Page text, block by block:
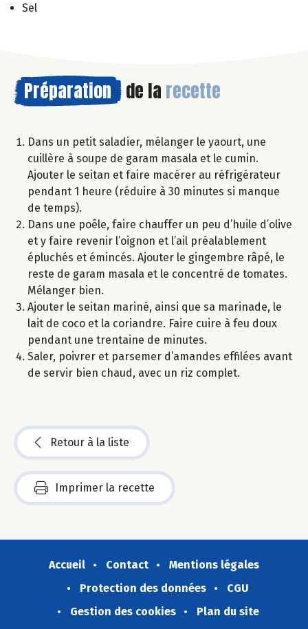
Sel
Préparation de la recette
Dans un petit saladier, mélanger le yaourt, une
cuillère à soupe de garam masala et le cumin.
Ajouter le seitan et faire macérer au réfrigérateur
pendant 1 heure (réduire à 30 minutes si manque
de temps).
Dans une poêle, faire chauffer un peu d’huile d’olive
et y faire revenir l’oignon et l’ail préalablement
épluchés et émincés. Ajouter le gingembre râpé, le
reste de garam masala et le concentré de tomates.
Mélanger bien.
Ajouter le seitan mariné, ainsi que sa marinade, le
lait de coco et la coriandre. Faire cuire à feu doux
pendant une trentaine de minutes.
Saler, poivrer et parsemer d’amandes effilées avant
de servir bien chaud, avec un riz complet.
Retour à la liste
Imprimer la recette
Accueil Contact
Mentions légales
Protection des données
CGU
Gestion des cookies
Plan du site